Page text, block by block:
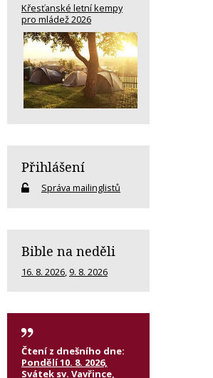
Křesťanské letní kempy
pro mládež 2026
Přihlášení
Správa mailinglistů
Bible na neděli
16. 8. 2026, 9. 8. 2026
Čtení z dnešního dne:
Pondělí 10. 8. 2026,
Svátek sv. Vavřince,